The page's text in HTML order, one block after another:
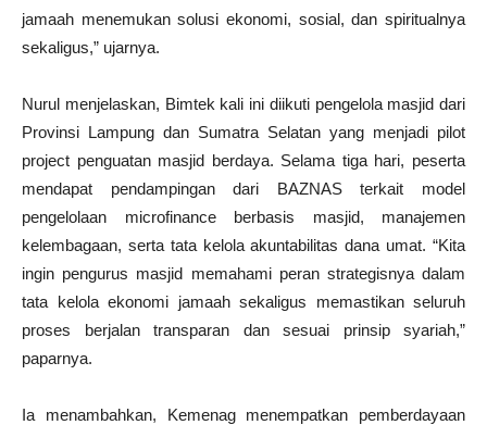
jamaah menemukan solusi ekonomi, sosial, dan spiritualnya
sekaligus,” ujarnya.
Nurul menjelaskan, Bimtek kali ini diikuti pengelola masjid dari
Provinsi Lampung dan Sumatra Selatan yang menjadi pilot
project penguatan masjid berdaya. Selama tiga hari, peserta
mendapat pendampingan dari BAZNAS terkait model
pengelolaan microfinance berbasis masjid, manajemen
kelembagaan, serta tata kelola akuntabilitas dana umat. “Kita
ingin pengurus masjid memahami peran strategisnya dalam
tata kelola ekonomi jamaah sekaligus memastikan seluruh
proses berjalan transparan dan sesuai prinsip syariah,”
paparnya.
Ia menambahkan, Kemenag menempatkan pemberdayaan